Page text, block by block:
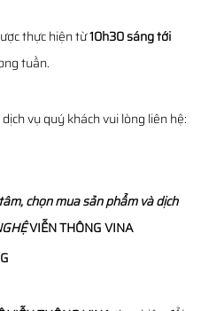
thực hiện từ10h30 sáng tới
tuần.
vụ quý khách vui lòng liên hệ:
chọn mua sản phẩm và dịch
VIỄN THÔNGVINA